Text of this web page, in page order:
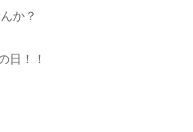
か？
日！！